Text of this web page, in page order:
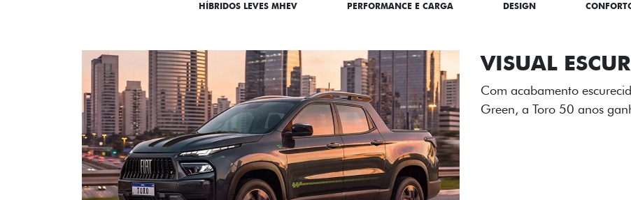
HÍBRIDOS LEVES MHEV PERFORMANCE E CARGA DESIGN
ADESIVOS
Os adesivos aplicados no
única dessa edição para lá